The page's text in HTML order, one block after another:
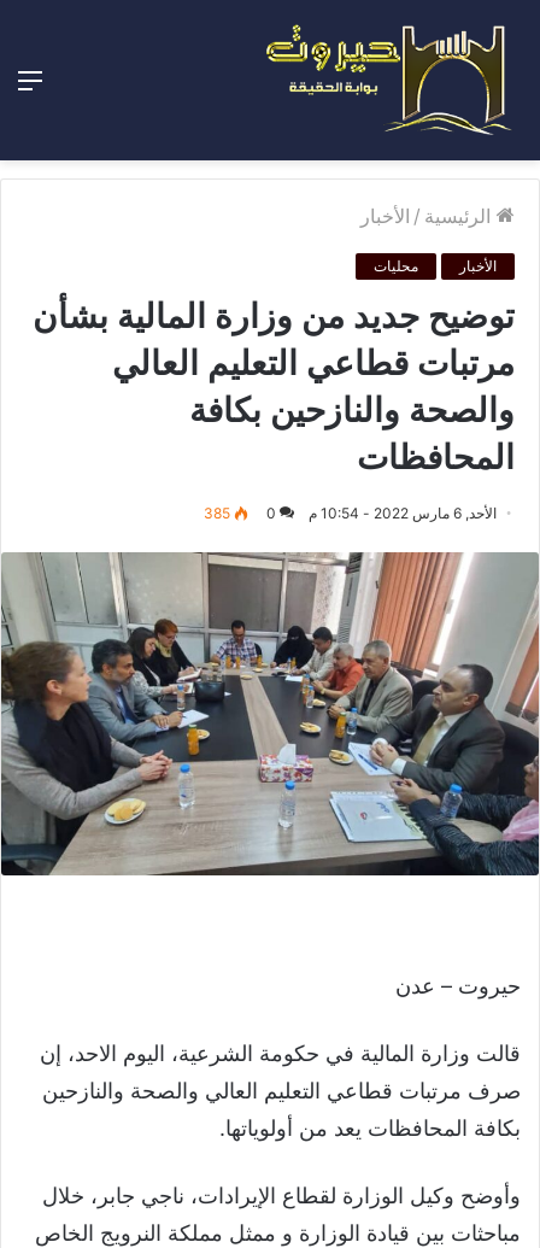
الرئيسية / الأخبار
الأخبار محليات
توضيح جديد من وزارة المالية بشأن
مرتبات قطاعي التعليم العالي
والصحة والنازحين بكافة
المحافظات
الأحد, 6 مارس 2022 - 10:54 م 0
385
حيروت – عدن
قالت وزارة المالية في حكومة الشرعية، اليوم الاحد، إن
صرف مرتبات قطاعي التعليم العالي والصحة والنازحين
بكافة المحافظات يعد من أولوياتها.
وأوضح وكيل الوزارة لقطاع الإيرادات، ناجي جابر، خلال
مباحثات بين قيادة الوزارة و ممثل مملكة النرويج الخاص